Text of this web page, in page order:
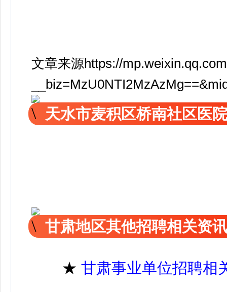
文章来源https://
天水市麦积区桥南社区医
甘肃地区其他招聘相关资
★ 甘肃事业单位招聘相